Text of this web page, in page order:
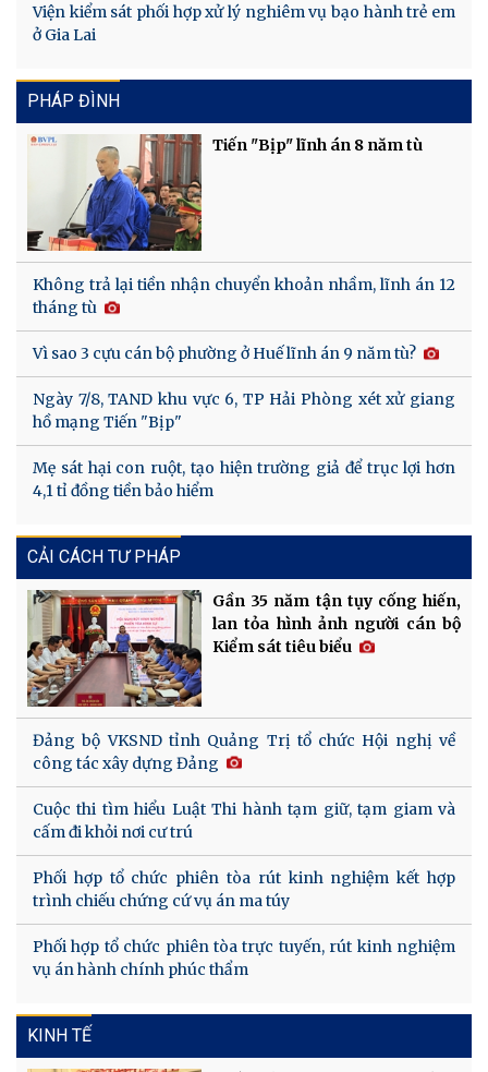
Viện kiểm sát phối hợp xử lý nghiêm vụ bạo hành trẻ em
ở Gia Lai
PHÁP ĐÌNH
Tiến "Bịp" lĩnh án 8 năm tù
Không trả lại tiền nhận chuyển khoản nhầm, lĩnh án 12
tháng tù
Vì sao 3 cựu cán bộ phường ở Huế lĩnh án 9 năm tù?
Ngày 7/8, TAND khu vực 6, TP Hải Phòng xét xử giang
hồ mạng Tiến "Bịp"
Mẹ sát hại con ruột, tạo hiện trường giả để trục lợi hơn
4,1 tỉ đồng tiền bảo hiểm
CẢI CÁCH TƯ PHÁP
Gần 35 năm tận tụy cống hiến,
lan tỏa hình ảnh người cán bộ
Kiểm sát tiêu biểu
Đảng bộ VKSND tỉnh Quảng Trị tổ chức Hội nghị về
công tác xây dựng Đảng
Cuộc thi tìm hiểu Luật Thi hành tạm giữ, tạm giam và
cấm đi khỏi nơi cư trú
Phối hợp tổ chức phiên tòa rút kinh nghiệm kết hợp
trình chiếu chứng cứ vụ án ma túy
Phối hợp tổ chức phiên tòa trực tuyến, rút kinh nghiệm
vụ án hành chính phúc thẩm
KINH TẾ